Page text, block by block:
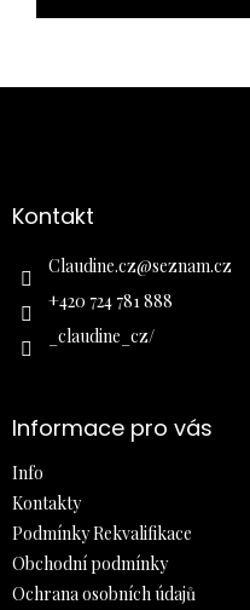
aKontakt
Claudine.cz@seznam.cz
+420 724 781 888
_claudine_cz/
Informace pro vás
Info
Kontakty
Podmínky Rekvalifikace
Obchodní podmínky
Ochrana osobních údajů